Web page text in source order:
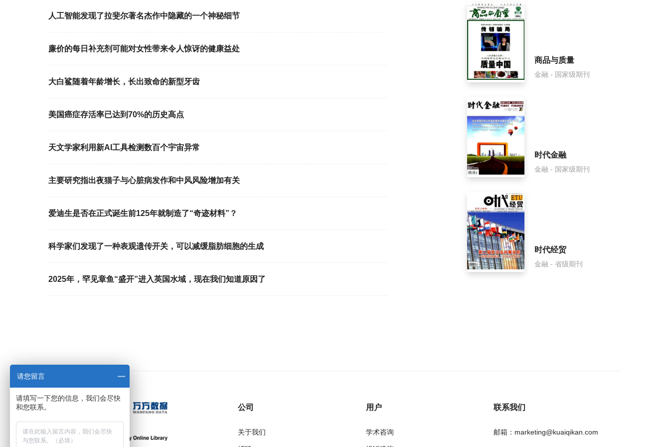
人工智能发现了拉斐尔著名杰作中隐藏的一个神秘细节
廉价的每日补充剂可能对女性带来令人惊讶的健康益处
大白鲨随着年龄增长，长出致命的新型牙齿
美国癌症存活率已达到70%的历史高点
天文学家利用新AI工具检测数百个宇宙异常
主要研究指出夜猫子与心脏病发作和中风风险增加有关
爱迪生是否在正式诞生前125年就制造了“奇迹材料”？
科学家们发现了一种表观遗传开关，可以减缓脂肪细胞的生成
2025年，罕见章鱼“盛开”进入英国水域，现在我们知道原因了
商品与质量
金融 - 国家级期刊
时代金融
金融 - 国家级期刊
时代经贸
金融 - 省级期刊
公司
关于我们
用户
学术咨询
联系我们
邮箱：marketing@kuaiqikan.com
请您留言
请填写一下您的信息，我们会尽快
和您联系。